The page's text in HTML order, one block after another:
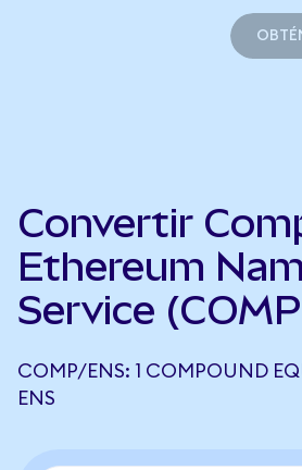
Convertir
Ethereum
Service
COMP/ENS: 1 COMPOUND
ENS